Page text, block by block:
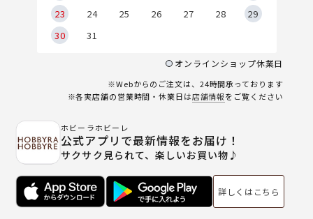
23
24 25 26 27 28
29
30
31
オンラインショップ休業日
※Webからのご注文は、24時間承っております
※各実店舗の営業時間・休業日は店舗情報をご覧ください
ホビーラホビーレ
公式アプリで最新情報をお届け！
サクサク見られて、楽しいお買い物♪
詳しくはこちら